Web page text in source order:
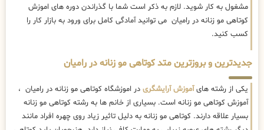
مشغول به کار شوید. لازم به ذکر است شما با گذراندن دوره های اموزش
کوتاهی مو زنانه در رامیان می توانید آمادگی کامل برای ورود به بازار کار را
کسب کنید.
جدیدترین و بروزترین متد کوتاهی مو زنانه در رامیان
یکی از رشته هایآموزش آرایشگری در اموزشگاه کوتاهی مو زنانه در رامیان ،
آموزش کوتاهی مو زنانه است. بسیاری از خانم ها به رشته کوتاهی مو زنانه
بسیار علاقه دارند. کوتاهی مو زنانه به دلیل تاثیر زیاد روی چهره افراد مانند